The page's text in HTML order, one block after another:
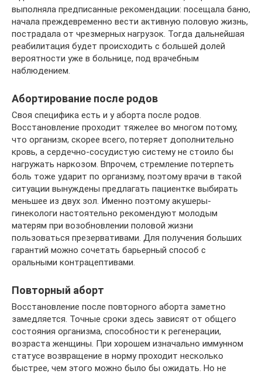
выполняла предписанные рекомендации: посещала баню,
начала преждевременно вести активную половую жизнь,
пострадала от чрезмерных нагрузок. Тогда дальнейшая
реабилитация будет происходить с большей долей
вероятности уже в больнице, под врачебным
наблюдением.
Абортирование после родов
Своя специфика есть и у аборта после родов.
Восстановление проходит тяжелее во многом потому,
что организм, скорее всего, потеряет дополнительно
кровь, а сердечно-сосудистую систему не стоило бы
нагружать наркозом. Впрочем, стремление потерпеть
боль тоже ударит по организму, поэтому врачи в такой
ситуации вынуждены предлагать пациентке выбирать
меньшее из двух зол. Именно поэтому акушеры-
гинекологи настоятельно рекомендуют молодым
матерям при возобновлении половой жизни
пользоваться презервативами. Для получения больших
гарантий можно сочетать барьерный способ с
оральными контрацептивами.
Повторный аборт
Восстановление после повторного аборта заметно
замедляется. Точные сроки здесь зависят от общего
состояния организма, способности к регенерации,
возраста женщины. При хорошем изначально иммунном
статусе возвращение в норму проходит несколько
быстрее, чем этого можно было бы ожидать. Но не